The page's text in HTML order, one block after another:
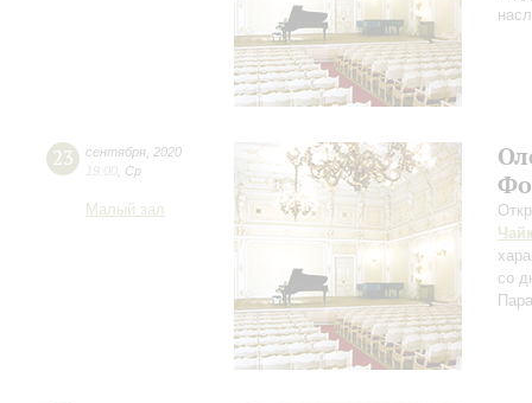
23 сентября 2020
19:00 Ср
Малый зал
со